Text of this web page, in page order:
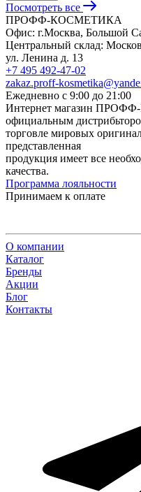
Посмотреть все
ПРОФФ-КОСМЕТИКА
Офис: г.Москва, Большой
Центральный склад:
ул. Ленина д. 13
+7 495 492-47-02
zakaz.proff-
Ежедневно с 9:00 до 21:00
Интернет магазин
официальным
торговле мировых
представленная
продукция имеет все
качества.
Программа лояльности
Принимаем к оплате
О компании
Каталог
Бренды
Акции
Блог
Контакты